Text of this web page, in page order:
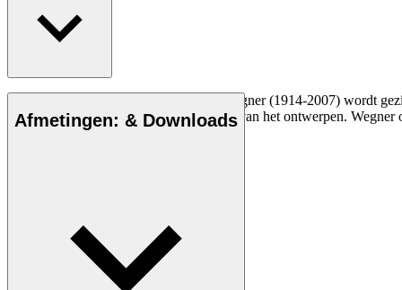
De Deense meubelontwerper Hans J. Wegner (1914-2007) wordt
vakmanschap en compromisloze aanpak van het ontwerpen.
Afmetingen: & Downloads